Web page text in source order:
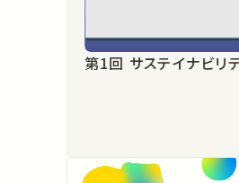
第1回 サステイナビ